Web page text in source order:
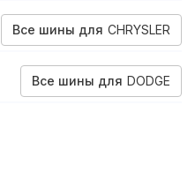
2009-2016
2016-2024
2017-2021
Все шины для CHRYSLER
2008-2011
2011-2016
2007-2010
2011-2016
Все шины для DODGE